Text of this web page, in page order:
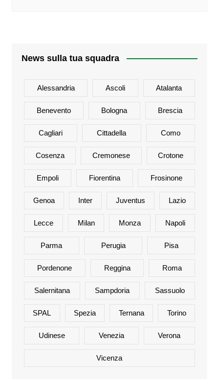
News sulla tua squadra
Alessandria Ascoli Atalanta
Benevento Bologna Brescia
Cagliari Cittadella Como
Cosenza Cremonese Crotone
Empoli Fiorentina Frosinone
Genoa Inter Juventus Lazio
Lecce Milan Monza Napoli
Parma Perugia Pisa
Pordenone Reggina Roma
Salernitana Sampdoria Sassuolo
SPAL Spezia Ternana Torino
Udinese Venezia Verona
Vicenza